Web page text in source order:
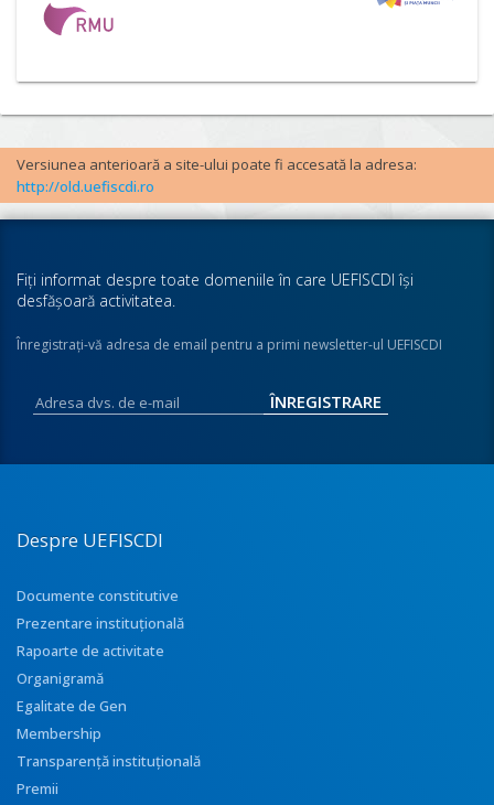
Versiunea anterioară a site-ului poate fi accesată la adresa:
http://old.uefiscdi.ro
Fiţi informat despre toate domeniile în care UEFISCDI îşi
desfăşoară activitatea.
Înregistraţi-vă adresa de email pentru a primi newsletter-ul UEFISCDI
Despre UEFISCDI
Documente constitutive
Prezentare instituţională
Rapoarte de activitate
Organigramă
Egalitate de Gen
Membership
Transparenţă instituţională
Premii